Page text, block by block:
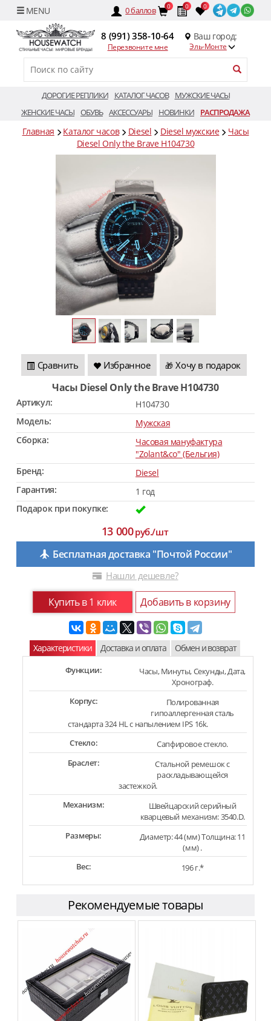
0баллов 0 0 0
8 (991) 358-10-64
Перезвоните мне
Ваш город:
Эль-Монте
ДОРОГИЕ РЕПЛИКИ КАТАЛОГ ЧАСОВ
МУЖСКИЕ ЧАСЫ
ЖЕНСКИЕ ЧАСЫ ОБУВЬ АКСЕССУАРЫ НОВИНКИ РАСПРОДАЖА
Главная Каталог часов Diesel Diesel мужские
Часы
Diesel Only the Brave H104730
Сравнить Избранное 🎁 Хочу в подарок
Часы Diesel Only the Brave H104730
Артикул:
H104730
Модель:
Мужская
Сборка:
Часовая мануфактура
"Zolant&co" (Бельгия)
Бренд:
Diesel
Гарантия:
1 год
Подарок при покупке:
13 000руб./шт
Бесплатная доставка "Почтой России"
Нашли дешевле?
Купить в 1 клик Добавить в корзину
Характеристики Доставка и оплата Обмен и возврат
Функции:
Часы, Минуты, Секунды, Дата,
Хронограф.
Корпус:
Полированная
гипоаллергенная сталь
стандарта 324 HL с напылением IPS 16k.
Стекло:
Сапфировое стекло.
Браслет:
Стальной ремешок с
раскладывающейся
застежкой.
Механизм:
Швейцарский серийный
кварцевый механизм: 3540.D.
Размеры:
Диаметр: 44 (мм) Толщина: 11
(мм) .
Вес:
196 г.*
Рекомендуемые товары